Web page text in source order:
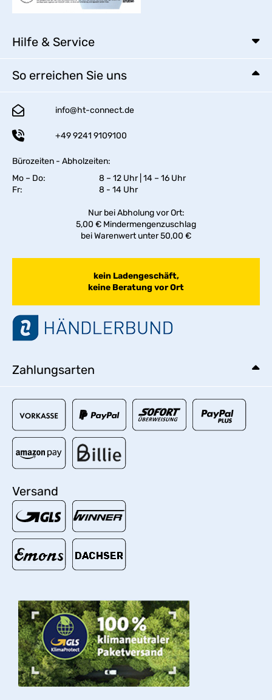
Hilfe & Service
So erreichen Sie uns
info@ht-connect.de
+49 9241 9109100
Bürozeiten - Abholzeiten:
Mo – Do:
8 – 12 Uhr | 14 – 16 Uhr
Fr:
8 - 14 Uhr
Nur bei Abholung vor Ort:
5,00 € Mindermengenzuschlag
bei Warenwert unter 50,00 €
kein Ladengeschäft,
keine Beratung vor Ort
Zahlungsarten
Versand